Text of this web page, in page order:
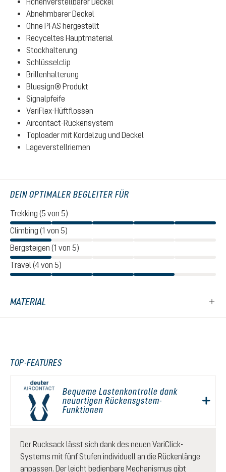
Abnehmbarer Deckel
Ohne PFAS hergestellt
Recyceltes Hauptmaterial
Stockhalterung
Schlüsselclip
Brillenhalterung
Bluesign® Produkt
Signalpfeife
VariFlex-Hüftflossen
Aircontact-Rückensystem
Toploader mit Kordelzug und Deckel
Lageverstellriemen
DEIN OPTIMALER BEGLEITER FÜR
Trekking (5 von 5)
Climbing (1 von 5)
Bergsteigen (1 von 5)
Travel (4 von 5)
MATERIAL
TOP-FEATURES
Bequeme Lastenkontrolle dank
neuartigen Rückensystem-
Funktionen
Der Rucksack lässt sich dank des neuen VariClick-
Systems mit fünf Stufen individuell an die Rückenlänge
anpassen. Der leicht bedienbare Mechanismus gibt